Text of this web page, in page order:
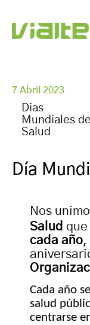
Dias
Mundiales de
Salud
7 Abril 2023
Día
Nos
Salud que
cada año,
Cada año
salud
centrarse